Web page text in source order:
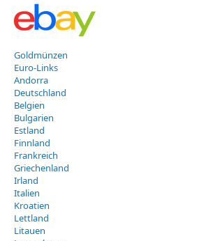
Goldmünzen
Euro-Links
Andorra
Deutschland
Belgien
Bulgarien
Estland
Finnland
Frankreich
Griechenland
Irland
Italien
Kroatien
Lettland
Litauen